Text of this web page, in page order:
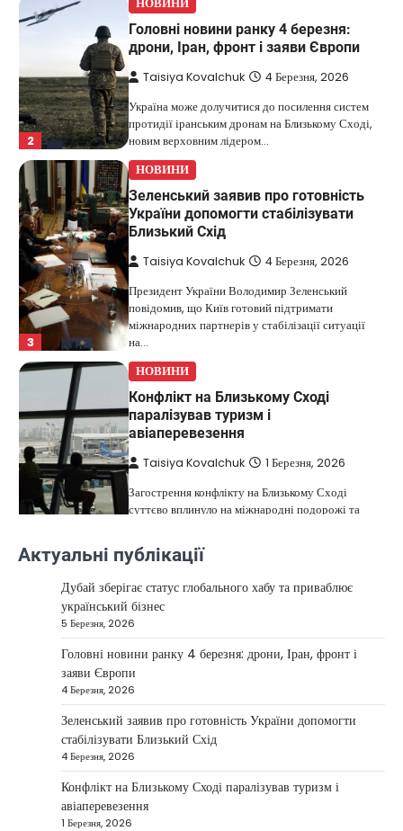
2
НОВИНИ
Головні новини ранку 4 березня:
дрони, Іран, фронт і заяви Європи
Taisiya Kovalchuk 4 Березня, 2026
Україна може долучитися до посилення систем
протидії іранським дронам на Близькому Сході,
новим верховним лідером…
3
НОВИНИ
Зеленський заявив про готовність
України допомогти стабілізувати
Близький Схід
Taisiya Kovalchuk 4 Березня, 2026
Президент України Володимир Зеленський
повідомив, що Київ готовий підтримати
міжнародних партнерів у стабілізації ситуації
на…
НОВИНИ
Конфлікт на Близькому Сході
паралізував туризм і
авіаперевезення
Taisiya Kovalchuk 1 Березня, 2026
Загострення конфлікту на Близькому Сході
суттєво вплинуло на міжнародні подорожі та
НОВИНИ
США не відкидають можливість
удару по Ірану у разі провалу
переговорів
Kolomysheva Anastasiya
17 Червня,
2025
У США не виключають застосування сили проти
Ірану, якщо дипломатичні переговори не
принесуть бажаних результатів.…
Дубай зберігає статус глобального
хабу та приваблює український
бізнес
Актуальні публікації
Дубай зберігає статус глобального хабу та приваблює
український бізнес
5 Березня, 2026
Головні новини ранку 4 березня: дрони, Іран, фронт і
заяви Європи
4 Березня, 2026
Зеленський заявив про готовність України допомогти
стабілізувати Близький Схід
4 Березня, 2026
Конфлікт на Близькому Сході паралізував туризм і
авіаперевезення
1 Березня, 2026